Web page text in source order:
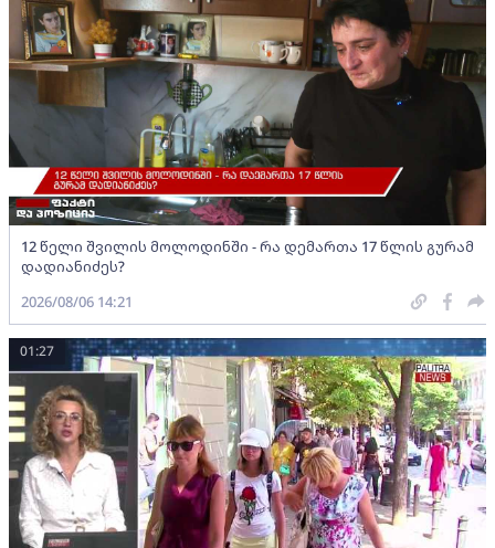
12 წელი შვილის მოლოდინში - რა დემართა 17 წლის გურამ
დადიანიძეს?
2026/08/06 14:21
01:27